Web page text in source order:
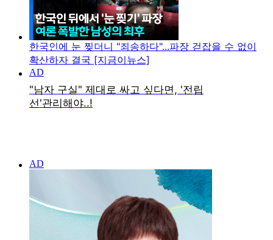
한국인에 눈 찢더니 "죄송하다"...파장 걷잡을 수 없이
확산하자 결국 [지금이뉴스]